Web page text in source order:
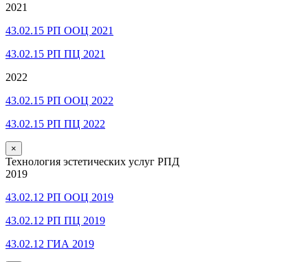
2021
43.02.15 РП ООЦ 2021
43.02.15 РП ПЦ 2021
2022
43.02.15 РП ООЦ 2022
43.02.15 РП ПЦ 2022
×
Технология эстетических услуг РПД
2019
43.02.12 РП ООЦ 2019
43.02.12 РП ПЦ 2019
43.02.12 ГИА 2019